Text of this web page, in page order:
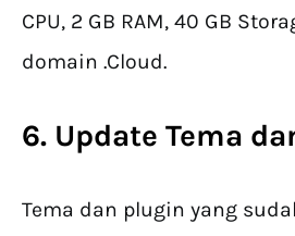
CPU, 2 GB RAM, 40 GB
domain .Cloud.
6. Update Tema
Tema dan plugin yang